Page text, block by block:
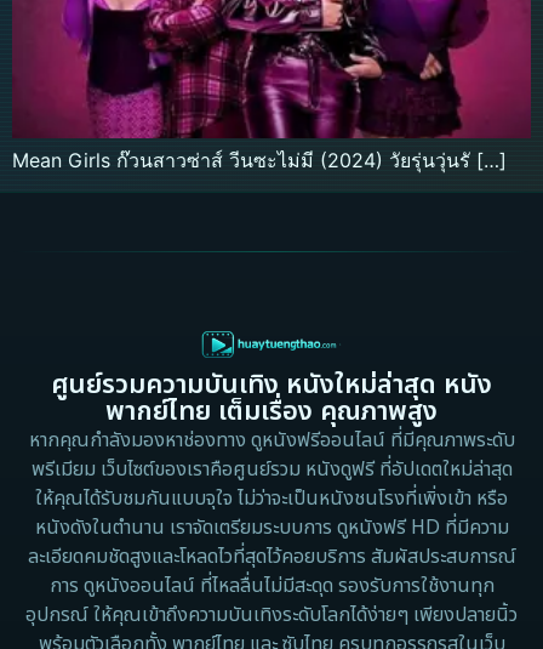
Mean Girls ก๊วนสาวซ่าส์ วีนซะไม่มี (2024) วัยรุ่นวุ่นรั […]
ศูนย์รวมความบันเทิง หนังใหม่ล่าสุด หนัง
พากย์ไทย เต็มเรื่อง คุณภาพสูง
หากคุณกำลังมองหาช่องทาง ดูหนังฟรีออนไลน์ ที่มีคุณภาพระดับ
พรีเมียม เว็บไซต์ของเราคือศูนย์รวม หนังดูฟรี ที่อัปเดตใหม่ล่าสุด
ให้คุณได้รับชมกันแบบจุใจ ไม่ว่าจะเป็นหนังชนโรงที่เพิ่งเข้า หรือ
หนังดังในตำนาน เราจัดเตรียมระบบการ ดูหนังฟรี HD ที่มีความ
ละเอียดคมชัดสูงและโหลดไวที่สุดไว้คอยบริการ สัมผัสประสบการณ์
การ ดูหนังออนไลน์ ที่ไหลลื่นไม่มีสะดุด รองรับการใช้งานทุก
อุปกรณ์ ให้คุณเข้าถึงความบันเทิงระดับโลกได้ง่ายๆ เพียงปลายนิ้ว